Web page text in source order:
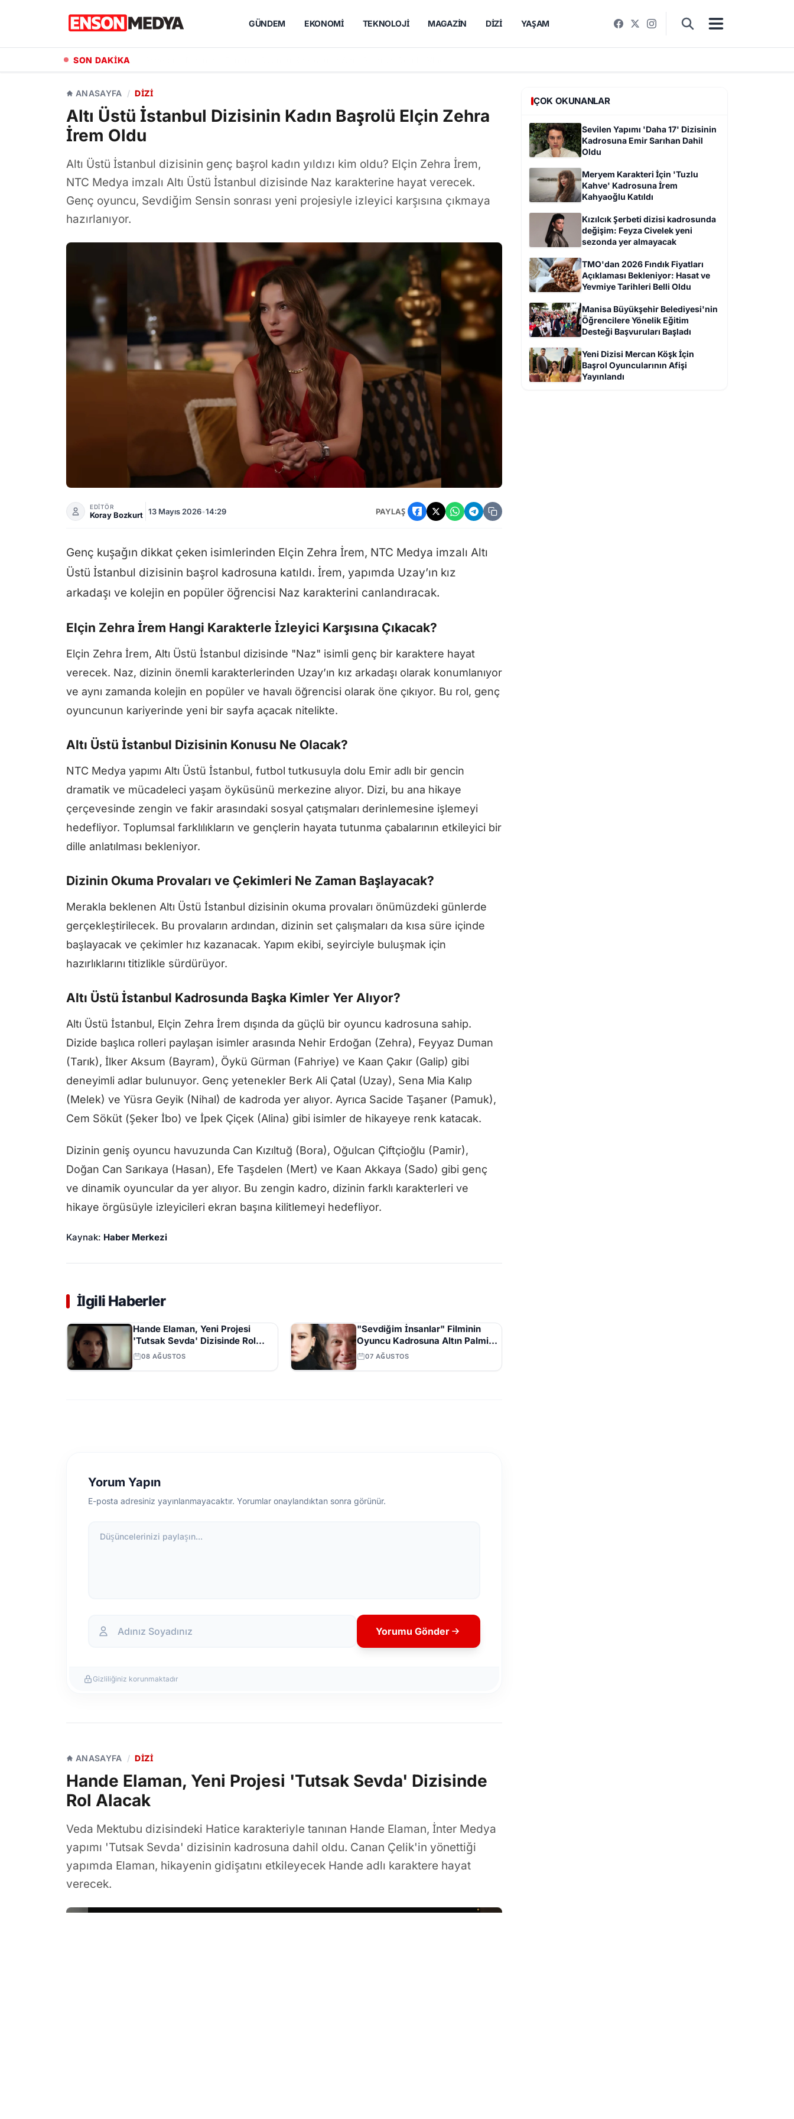
GÜNDEM EKONOMI TEKNOLOJI MAGAZIN DIZI YAŞAM
SON DAKİKA
ANASAYFA / DIZI
Altı Üstü İstanbul Dizisinin Kadın Başrolü Elçin Zehra
İrem Oldu
Altı Üstü İstanbul dizisinin genç başrol kadın yıldızı kim oldu? Elçin Zehra İrem,
NTC Medya imzalı Altı Üstü İstanbul dizisinde Naz karakterine hayat verecek.
Genç oyuncu, Sevdiğim Sensin sonrası yeni projesiyle izleyici karşısına çıkmaya
hazırlanıyor.
EDİTÖR
Koray Bozkurt 13 Mayıs 2026•14:29 PAYLAŞ
Genç kuşağın dikkat çeken isimlerinden Elçin Zehra İrem, NTC Medya imzalı Altı
Üstü İstanbul dizisinin başrol kadrosuna katıldı. İrem, yapımda Uzay’ın kız
arkadaşı ve kolejin en popüler öğrencisi Naz karakterini canlandıracak.
Elçin Zehra İrem Hangi Karakterle İzleyici Karşısına Çıkacak?
Elçin Zehra İrem, Altı Üstü İstanbul dizisinde "Naz" isimli genç bir karaktere hayat
verecek. Naz, dizinin önemli karakterlerinden Uzay’ın kız arkadaşı olarak konumlanıyor
ve aynı zamanda kolejin en popüler ve havalı öğrencisi olarak öne çıkıyor. Bu rol, genç
oyuncunun kariyerinde yeni bir sayfa açacak nitelikte.
Altı Üstü İstanbul Dizisinin Konusu Ne Olacak?
NTC Medya yapımı Altı Üstü İstanbul, futbol tutkusuyla dolu Emir adlı bir gencin
dramatik ve mücadeleci yaşam öyküsünü merkezine alıyor. Dizi, bu ana hikaye
çerçevesinde zengin ve fakir arasındaki sosyal çatışmaları derinlemesine işlemeyi
hedefliyor. Toplumsal farklılıkların ve gençlerin hayata tutunma çabalarının etkileyici bir
dille anlatılması bekleniyor.
Dizinin Okuma Provaları ve Çekimleri Ne Zaman Başlayacak?
Merakla beklenen Altı Üstü İstanbul dizisinin okuma provaları önümüzdeki günlerde
gerçekleştirilecek. Bu provaların ardından, dizinin set çalışmaları da kısa süre içinde
başlayacak ve çekimler hız kazanacak. Yapım ekibi, seyirciyle buluşmak için
hazırlıklarını titizlikle sürdürüyor.
Altı Üstü İstanbul Kadrosunda Başka Kimler Yer Alıyor?
Altı Üstü İstanbul, Elçin Zehra İrem dışında da güçlü bir oyuncu kadrosuna sahip.
Dizide başlıca rolleri paylaşan isimler arasında Nehir Erdoğan (Zehra), Feyyaz Duman
(Tarık), İlker Aksum (Bayram), Öykü Gürman (Fahriye) ve Kaan Çakır (Galip) gibi
deneyimli adlar bulunuyor. Genç yetenekler Berk Ali Çatal (Uzay), Sena Mia Kalıp
(Melek) ve Yüsra Geyik (Nihal) de kadroda yer alıyor. Ayrıca Sacide Taşaner (Pamuk),
Cem Söküt (Şeker İbo) ve İpek Çiçek (Alina) gibi isimler de hikayeye renk katacak.
Dizinin geniş oyuncu havuzunda Can Kızıltuğ (Bora), Oğulcan Çiftçioğlu (Pamir),
Doğan Can Sarıkaya (Hasan), Efe Taşdelen (Mert) ve Kaan Akkaya (Sado) gibi genç
ve dinamik oyuncular da yer alıyor. Bu zengin kadro, dizinin farklı karakterleri ve
hikaye örgüsüyle izleyicileri ekran başına kilitlemeyi hedefliyor.
Kaynak: Haber Merkezi
İlgili Haberler
Hande Elaman, Yeni Projesi
'Tutsak Sevda' Dizisinde Rol
Alacak
08 AĞUSTOS
"Sevdiğim İnsanlar" Filminin
Oyuncu Kadrosuna Altın Palmiye
Ödüllü Vlad Ivanov Katıldı
07 AĞUSTOS
Yorum Yapın
E-posta adresiniz yayınlanmayacaktır. Yorumlar onaylandıktan sonra görünür.
Düşüncelerinizi paylaşın...
Yorumu Gönder
Gizliliğiniz korunmaktadır
ANASAYFA / DIZI
Hande Elaman, Yeni Projesi 'Tutsak Sevda' Dizisinde
Rol Alacak
Veda Mektubu dizisindeki Hatice karakteriyle tanınan Hande Elaman, İnter Medya
yapımı 'Tutsak Sevda' dizisinin kadrosuna dahil oldu. Canan Çelik'in yönettiği
yapımda Elaman, hikayenin gidişatını etkileyecek Hande adlı karaktere hayat
verecek.
ÇOK OKUNANLAR
Sevilen Yapımı 'Daha 17' Dizisinin
Kadrosuna Emir Sarıhan Dahil
Oldu
Meryem Karakteri İçin 'Tuzlu
Kahve' Kadrosuna İrem
Kahyaoğlu Katıldı
Kızılcık Şerbeti dizisi kadrosunda
değişim: Feyza Civelek yeni
sezonda yer almayacak
TMO'dan 2026 Fındık Fiyatları
Açıklaması Bekleniyor: Hasat ve
Yevmiye Tarihleri Belli Oldu
Manisa Büyükşehir Belediyesi'nin
Öğrencilere Yönelik Eğitim
Desteği Başvuruları Başladı
Yeni Dizisi Mercan Köşk İçin
Başrol Oyuncularının Afişi
Yayınlandı